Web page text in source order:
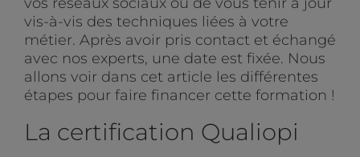
vis-à-vis des techniques liées à votre
métier. Après avoir pris contact et échangé
avec nos experts, une date est fixée. Nous
allons voir dans cet article les différentes
étapes pour faire financer cette formation !
La certification Qualiopi